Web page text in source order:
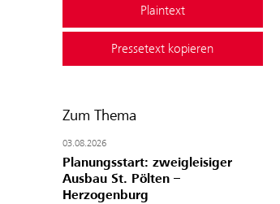
Plaintext
Pressetext kopieren
Zum Thema
03.08.2026
Planungsstart: zweigleisiger
Ausbau St. Pölten –
Herzogenburg